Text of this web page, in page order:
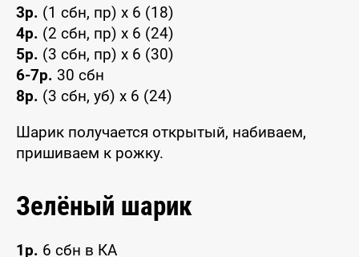
3р. (1 сбн, пр) x 6 (18)
4р. (2 сбн, пр) x 6 (24)
5р. (3 сбн, пр) x 6 (30)
6-7р. 30 сбн
8р. (3 сбн, уб) x 6 (24)
Шарик получается открытый, набиваем,
пришиваем к рожку.
Зелёный шарик
1р. 6 сбн в КА